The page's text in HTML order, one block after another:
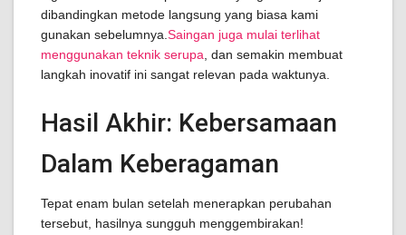
dibandingkan metode langsung yang biasa kami
gunakan sebelumnya. Saingan juga mulai terlihat
menggunakan teknik serupa , dan semakin membuat
langkah inovatif ini sangat relevan pada waktunya.
Hasil Akhir: Kebersamaan
Dalam Keberagaman
Tepat enam bulan setelah menerapkan perubahan
tersebut, hasilnya sungguh menggembirakan!